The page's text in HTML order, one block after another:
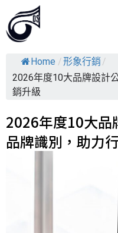
至
主
Home /形象行銷 /
2026年度10大品牌設計
銷升級
2026年度10大品
品牌識別，助力